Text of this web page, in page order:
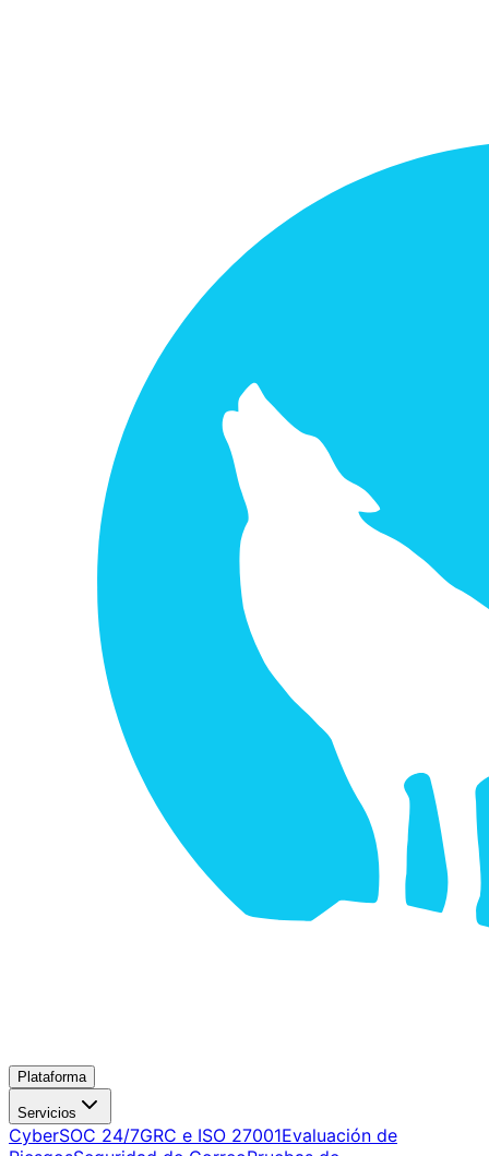
Plataforma
Servicios
CyberSOC 24/7GRC e ISO 27001Evaluación de